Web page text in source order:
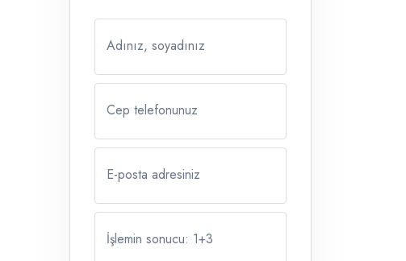
Adınız, soyadınız
Cep telefonunuz
E-posta adresiniz
İşlemin sonucu: 1+3